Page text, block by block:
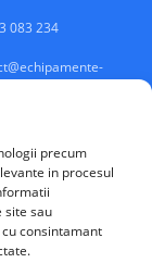
precum
in procesul
site sau
consintamant
083 234